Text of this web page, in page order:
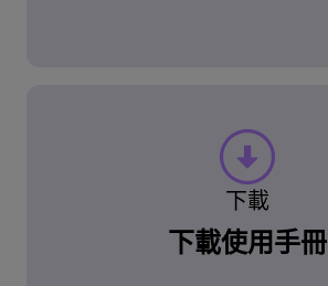
下載
下載使用手冊